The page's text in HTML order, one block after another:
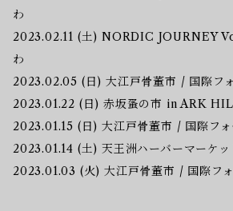
わ
2023.02.11 (土) NORDIC JOURNEY
わ
2023.02.05 (日) 大江戸骨董市 / 国際フ
2023.01.22 (日) 赤坂蚤の市 in ARK
2023.01.15 (日) 大江戸骨董市 / 国際フォ
2023.01.14 (土) 天王洲ハーバーマーケ
2023.01.03 (火) 大江戸骨董市 / 国際フ